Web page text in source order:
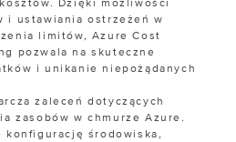
Dzięki możliwości
i ustawiania ostrzeżeń w
limitów, Azure Cost
pozwala na skuteczne
i unikanie niepożądanych
zaleceń dotyczących
zasobów w chmurze Azure.
konfigurację środowiska,